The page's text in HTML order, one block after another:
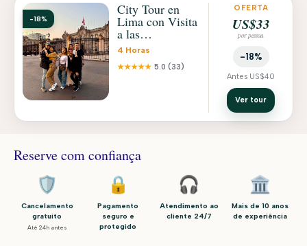
-18%
City Tour en
Lima con Visita
a las
Catacumbas,
Centro Histórico
y Recojo a Hotel
4 Horas
★★★★★ 5.0 (33)
OFERTA
US$33
por pessoa
-18%
Antes US$40
Ver tour
Reserve com confiança
🛡️
Cancelamento
gratuito
Até 24h antes
🔒
Pagamento
seguro e
protegido
🎧
Atendimento ao
cliente 24/7
🏛️
Mais de 10 anos
de experiência